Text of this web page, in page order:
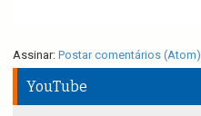
Assinar: Postar comentários (Atom)
YouTube